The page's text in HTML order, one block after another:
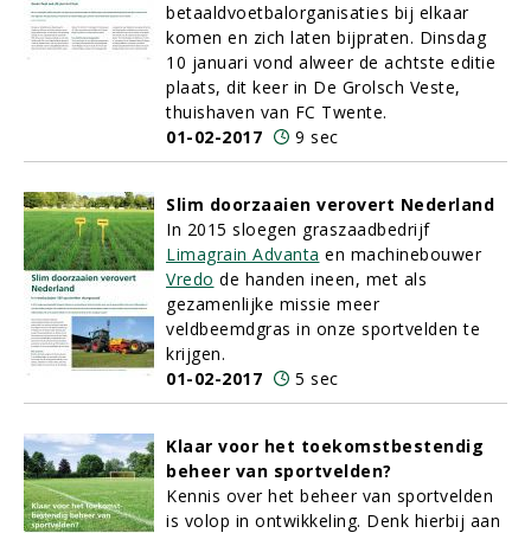
betaaldvoetbalorganisaties bij elkaar
komen en zich laten bijpraten. Dinsdag
10 januari vond alweer de achtste editie
plaats, dit keer in De Grolsch Veste,
thuishaven van FC Twente.
01-02-2017
9 sec
Slim doorzaaien verovert Nederland
In 2015 sloegen graszaadbedrijf
Limagrain Advanta en machinebouwer
Vredo de handen ineen, met als
gezamenlijke missie meer
veldbeemdgras in onze sportvelden te
krijgen.
01-02-2017
5 sec
Klaar voor het toekomstbestendig
beheer van sportvelden?
Kennis over het beheer van sportvelden
is volop in ontwikkeling. Denk hierbij aan